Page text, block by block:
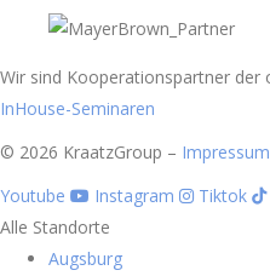
Wir sind Kooperationspartner der
InHouse-Seminaren
© 2026 KraatzGroup – Impressum
Youtube
Instagram Tiktok
Alle Standorte
Augsburg